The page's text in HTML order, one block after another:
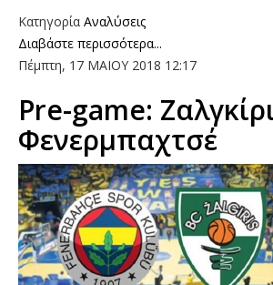
Κατηγορία Αναλύσεις
Διαβάστε περισσότερα...
Πέμπτη, 17 ΜΑΙΟΥ 2018 12:17
Pre-game:
Φενερμπαχτσέ